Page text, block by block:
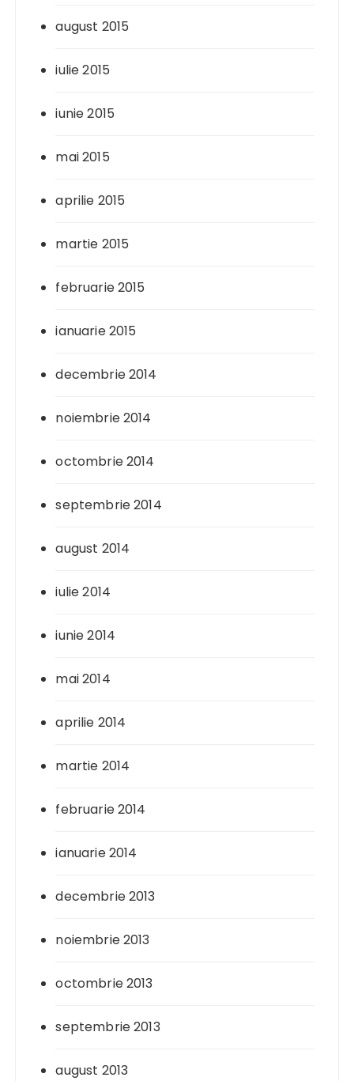
august 2015
iulie 2015
iunie 2015
mai 2015
aprilie 2015
martie 2015
februarie 2015
ianuarie 2015
decembrie 2014
noiembrie 2014
octombrie 2014
septembrie 2014
august 2014
iulie 2014
iunie 2014
mai 2014
aprilie 2014
martie 2014
februarie 2014
ianuarie 2014
decembrie 2013
noiembrie 2013
octombrie 2013
septembrie 2013
august 2013